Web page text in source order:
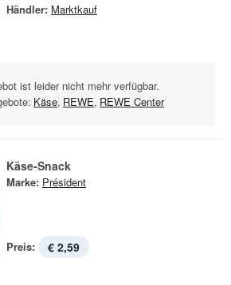
Händler: Marktkauf
ist leider nicht mehr verfügbar.
Käse, REWE, REWE Center
Käse-Snack
Marke: Président
Preis: € 2,59